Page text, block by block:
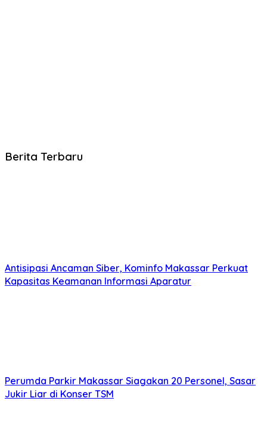
Berita Terbaru
Antisipasi Ancaman Siber, Kominfo Makassar Perkuat
Kapasitas Keamanan Informasi Aparatur
Perumda Parkir Makassar Siagakan 20 Personel, Sasar
Jukir Liar di Konser TSM